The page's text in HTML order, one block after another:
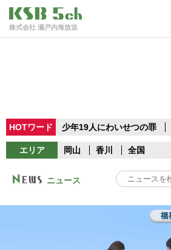
株式会社 瀬戸内海放送
HOTワード 少年19人にわいせつの罪
エリア 岡山 香川 全国
ニュース